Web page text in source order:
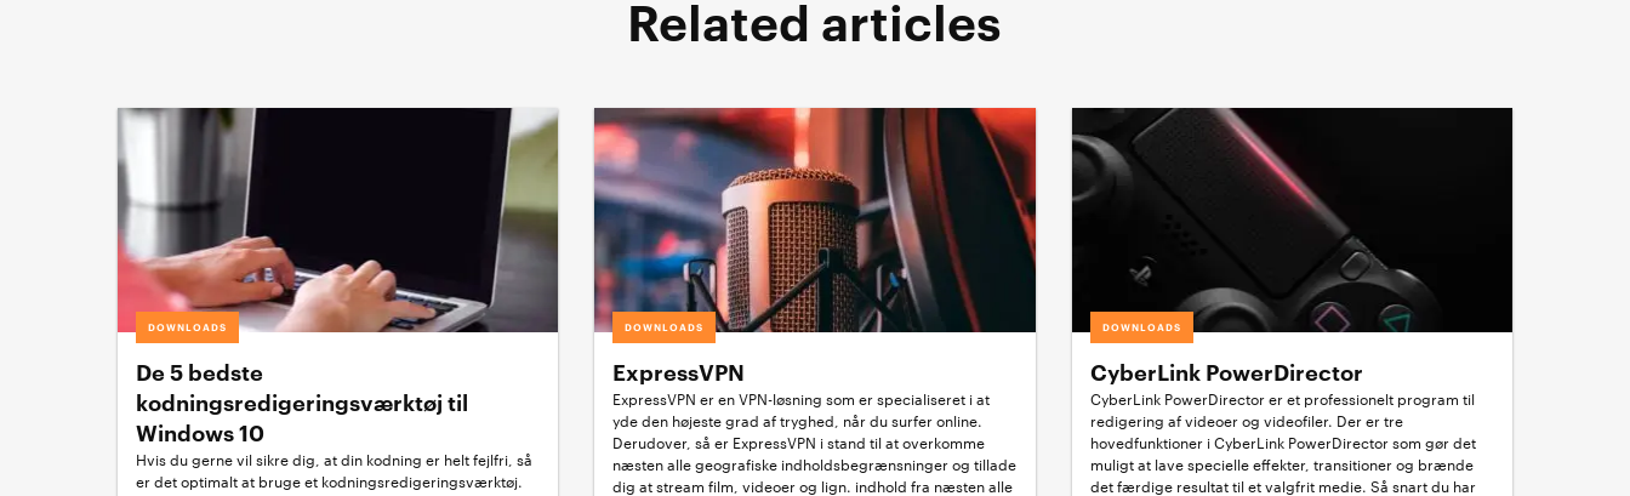
Related articles
DOWNLOADS
De 5 bedste
kodningsredigeringsværktøj til
Windows 10
Hvis du gerne vil sikre dig, at din kodning er helt fejlfri, så
er det optimalt at bruge et kodningsredigeringsværktøj.
DOWNLOADS
ExpressVPN
ExpressVPN er en VPN-løsning som er specialiseret i at
yde den højeste grad af tryghed, når du surfer online.
Derudover, så er ExpressVPN i stand til at overkomme
næsten alle geografiske indholdsbegrænsninger og tillade
dig at stream film, videoer og lign. indhold fra næsten alle
DOWNLOADS
CyberLink PowerDirector
CyberLink PowerDirector er et professionelt program til
redigering af videoer og videofiler. Der er tre
hovedfunktioner i CyberLink PowerDirector som gør det
muligt at lave specielle effekter, transitioner og brænde
det færdige resultat til et valgfrit medie. Så snart du har